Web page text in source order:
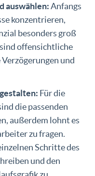
auswählen:Anfangs
konzentrieren,
besonders groß
offensichtliche
und
Für die
die passenden
außerdem lohnt es
zu fragen.
Schritte des
und den